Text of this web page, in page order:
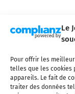
Le
Pour offrir les
telles que les cookies
appareils. Le fait de
traiter des données
Qui sommes-
Mentions légales